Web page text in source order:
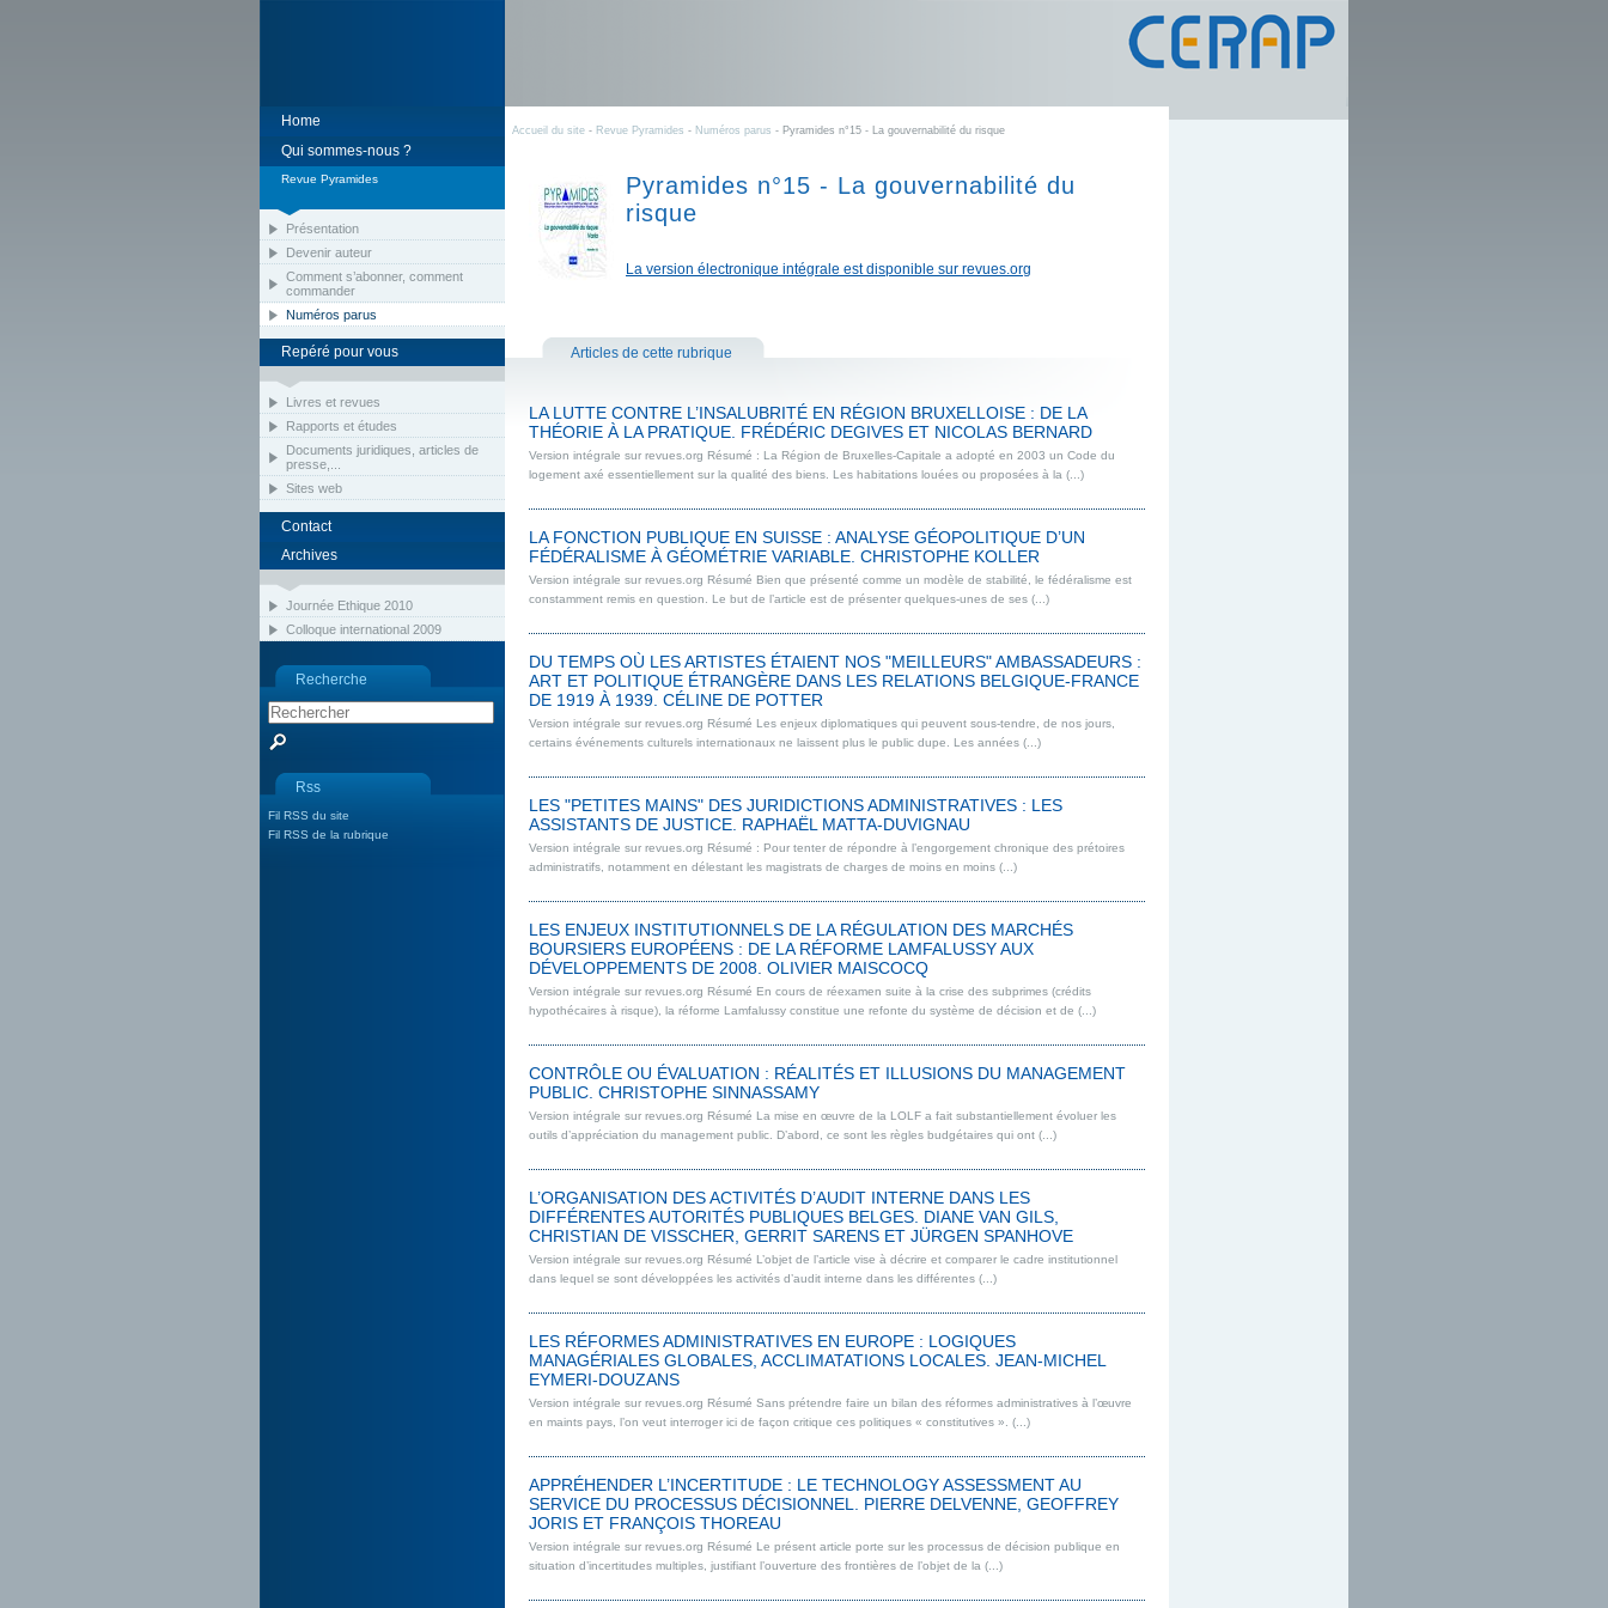
Home
Qui sommes-nous ?
Revue Pyramides
Présentation
Devenir auteur
Comment s’abonner, comment
commander
Numéros parus
Repéré pour vous
Livres et revues
Rapports et études
Documents juridiques, articles de
presse,...
Sites web
Contact
Archives
Journée Ethique 2010
Colloque international 2009
Recherche
Rss
Fil RSS du site
Fil RSS de la rubrique
Accueil du site - Revue Pyramides - Numéros parus - Pyramides n°15 - La gouvernabilité du risque
Pyramides n°15 - La gouvernabilité du
risque
La version électronique intégrale est disponible sur revues.org
Articles de cette rubrique
LA LUTTE CONTRE L’INSALUBRITÉ EN RÉGION BRUXELLOISE : DE LA
THÉORIE À LA PRATIQUE. FRÉDÉRIC DEGIVES ET NICOLAS BERNARD
Version intégrale sur revues.org Résumé : La Région de Bruxelles-Capitale a adopté en 2003 un Code du
logement axé essentiellement sur la qualité des biens. Les habitations louées ou proposées à la (...)
LA FONCTION PUBLIQUE EN SUISSE : ANALYSE GÉOPOLITIQUE D’UN
FÉDÉRALISME À GÉOMÉTRIE VARIABLE. CHRISTOPHE KOLLER
Version intégrale sur revues.org Résumé Bien que présenté comme un modèle de stabilité, le fédéralisme est
constamment remis en question. Le but de l’article est de présenter quelques-unes de ses (...)
DU TEMPS OÙ LES ARTISTES ÉTAIENT NOS "MEILLEURS" AMBASSADEURS :
ART ET POLITIQUE ÉTRANGÈRE DANS LES RELATIONS BELGIQUE-FRANCE
DE 1919 À 1939. CÉLINE DE POTTER
Version intégrale sur revues.org Résumé Les enjeux diplomatiques qui peuvent sous-tendre, de nos jours,
certains événements culturels internationaux ne laissent plus le public dupe. Les années (...)
LES "PETITES MAINS" DES JURIDICTIONS ADMINISTRATIVES : LES
ASSISTANTS DE JUSTICE. RAPHAËL MATTA-DUVIGNAU
Version intégrale sur revues.org Résumé : Pour tenter de répondre à l’engorgement chronique des prétoires
administratifs, notamment en délestant les magistrats de charges de moins en moins (...)
LES ENJEUX INSTITUTIONNELS DE LA RÉGULATION DES MARCHÉS
BOURSIERS EUROPÉENS : DE LA RÉFORME LAMFALUSSY AUX
DÉVELOPPEMENTS DE 2008. OLIVIER MAISCOCQ
Version intégrale sur revues.org Résumé En cours de réexamen suite à la crise des subprimes (crédits
hypothécaires à risque), la réforme Lamfalussy constitue une refonte du système de décision et de (...)
CONTRÔLE OU ÉVALUATION : RÉALITÉS ET ILLUSIONS DU MANAGEMENT
PUBLIC. CHRISTOPHE SINNASSAMY
Version intégrale sur revues.org Résumé La mise en œuvre de la LOLF a fait substantiellement évoluer les
outils d’appréciation du management public. D’abord, ce sont les règles budgétaires qui ont (...)
L’ORGANISATION DES ACTIVITÉS D’AUDIT INTERNE DANS LES
DIFFÉRENTES AUTORITÉS PUBLIQUES BELGES. DIANE VAN GILS,
CHRISTIAN DE VISSCHER, GERRIT SARENS ET JÜRGEN SPANHOVE
Version intégrale sur revues.org Résumé L’objet de l’article vise à décrire et comparer le cadre institutionnel
dans lequel se sont développées les activités d’audit interne dans les différentes (...)
LES RÉFORMES ADMINISTRATIVES EN EUROPE : LOGIQUES
MANAGÉRIALES GLOBALES, ACCLIMATATIONS LOCALES. JEAN-MICHEL
EYMERI-DOUZANS
Version intégrale sur revues.org Résumé Sans prétendre faire un bilan des réformes administratives à l’œuvre
en maints pays, l’on veut interroger ici de façon critique ces politiques « constitutives ». (...)
APPRÉHENDER L’INCERTITUDE : LE TECHNOLOGY ASSESSMENT AU
SERVICE DU PROCESSUS DÉCISIONNEL. PIERRE DELVENNE, GEOFFREY
JORIS ET FRANÇOIS THOREAU
Version intégrale sur revues.org Résumé Le présent article porte sur les processus de décision publique en
situation d’incertitudes multiples, justifiant l’ouverture des frontières de l’objet de la (...)